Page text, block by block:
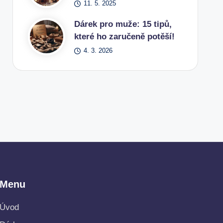
11. 5. 2025
Dárek pro muže: 15 tipů,
které ho zaručeně potěší!
4. 3. 2026
Menu
Úvod